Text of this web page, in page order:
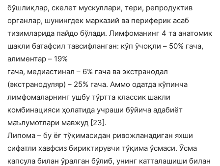
бўшлиқлар, скелет мускуллари, тери, репродуктив
органлар, шунингдек марказий ва периферик асаб
тизимларида пайдо бўлади. Лимфоманинг 4 та анатомик
шакли батафсил тавсифланган: кўп ўчоқли – 50% гача,
алиментар – 19%
гача, медиастинал – 6% гача ва экстранодал
(экстранодуляр) – 25% гача. Аммо одатда кўпинча
лимфомаларнинг ушбу тўртта классик шакли
комбинацияси ҳолатида учраши бўйича адабиёт
маълумотлари мавжуд [23].
Липома – бу ёғ тўқимасидан ривожланадиган яхши
сифатли хавфсиз бириктирувчи тўқима ўсмаси. Ўсма
капсула билан ўралган бўлиб, унинг катталашиши билан